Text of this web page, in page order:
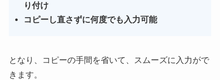
り付け
コピーし直さずに何度でも入力可能
となり、コピーの手間を省いて、スムーズに入力がで
きます。